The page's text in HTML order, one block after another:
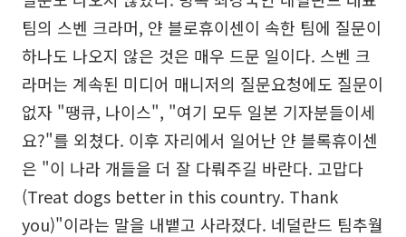
팀의 스벤 크라머, 얀 블로휴이센이 속한 팀에 질문이
하나도 나오지 않은 것은 매우 드문 일이다. 스벤 크
라머는 계속된 미디어 매니저의 질문요청에도 질문이
없자 "땡큐, 나이스", "여기 모두 일본 기자분들이세
요?"를 외쳤다. 이후 자리에서 일어난 얀 블록휴이센
은 "이 나라 개들을 더 잘 다뤄주길 바란다. 고맙다
(Treat dogs better in this country. Thank
you)"이라는 말을 내뱉고 사라졌다. 네덜란드 팀추월